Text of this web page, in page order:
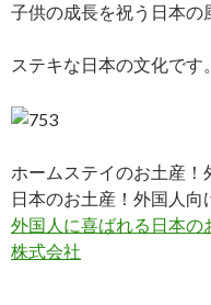
子供の成長を祝う日本の
ステキな日本の文化です。
ホームステイのお土産！
日本のお土産！外国人向
外国人に喜ばれる日本の
株式会社